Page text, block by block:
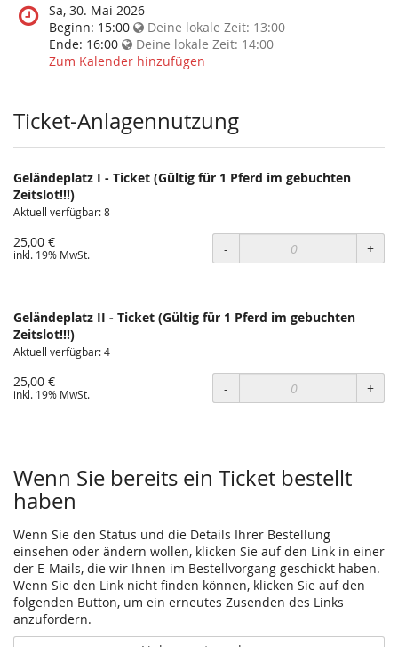
Wann
findet
diese
Veranstaltung
Sa, 30. Mai 2026
Beginn: 15:00 Deine lokale Zeit: 13:00
Ende: 16:00 Deine lokale Zeit: 14:00
Zum Kalender hinzufügen
Ticket-Anlagennutzung
Geländeplatz I - Ticket (Gültig für 1 Pferd im gebuchten
Zeitslot!!!)
Aktuell verfügbar: 8
25,00 €
inkl. 19% MwSt. - +
Geländeplatz II - Ticket (Gültig für 1 Pferd im gebuchten
Zeitslot!!!)
Aktuell verfügbar: 4
25,00 €
inkl. 19% MwSt. - +
Wenn Sie bereits ein Ticket bestellt
haben
Wenn Sie den Status und die Details Ihrer Bestellung
einsehen oder ändern wollen, klicken Sie auf den Link in einer
der E-Mails, die wir Ihnen im Bestellvorgang geschickt haben.
Wenn Sie den Link nicht finden können, klicken Sie auf den
folgenden Button, um ein erneutes Zusenden des Links
anzufordern.